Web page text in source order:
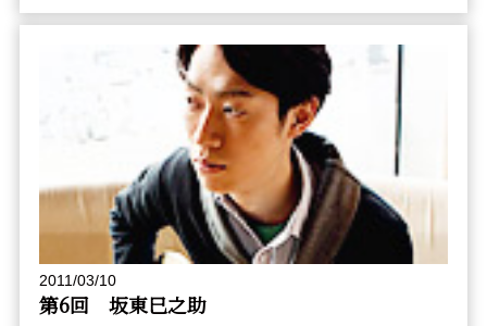
2011/03/10
第6回 坂東巳之助